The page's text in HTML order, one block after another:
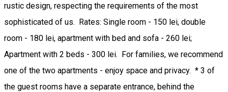
rustic design, respecting the requirements of the most
sophisticated of us. Rates: Single room - 150 lei, double
room - 180 lei, apartment with bed and sofa - 260 lei;
Apartment with 2 beds - 300 lei. For families, we recommend
one of the two apartments - enjoy space and privacy. * 3 of
the guest rooms have a separate entrance, behind the